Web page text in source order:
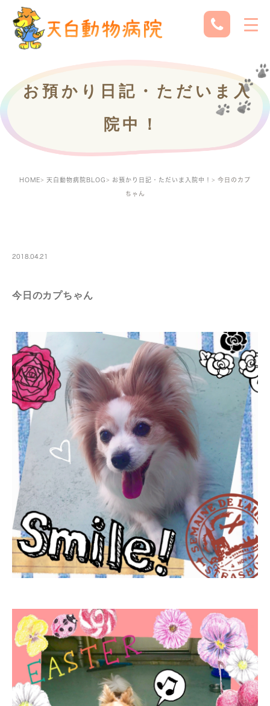
お預かり日記・ただいま入
院中！
HOME 天白動物病院BLOG お預かり日記・ただいま入院中！ 今日のカプ
ちゃん
2018.04.21
今日のカプちゃん